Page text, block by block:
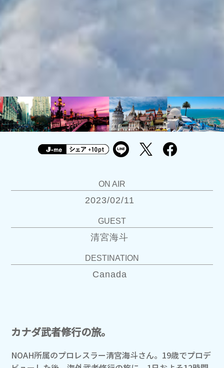
ON AIR
2023/02/11
GUEST
清宮海斗
DESTINATION
Canada
カナダ武者修行の旅。
NOAH所属のプロレスラー清宮海斗さん。19歳でプロデ